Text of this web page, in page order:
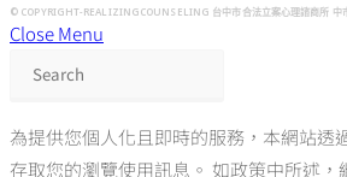
© COPYRIGHT-REALIZINGCOUNSELING 台中市合法立案心理諮商所 中
Close Menu
為提供您個人化且即時的服務，本網站透
存取您的瀏覽使用訊息。 如政策中所述